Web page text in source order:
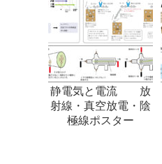
静電気と電流 放
射線・真空放電・陰
極線ポスター